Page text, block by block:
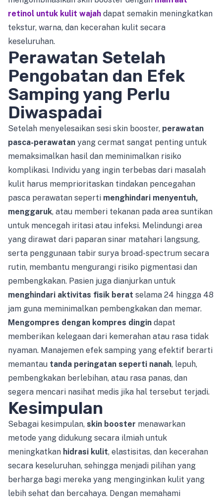
retinol untuk kulit wajah dapat semakin meningkatkan
tekstur, warna, dan kecerahan kulit secara
keseluruhan.
Perawatan Setelah
Pengobatan dan Efek
Samping yang Perlu
Diwaspadai
Setelah menyelesaikan sesi skin booster, perawatan
pasca-perawatan yang cermat sangat penting untuk
memaksimalkan hasil dan meminimalkan risiko
komplikasi. Individu yang ingin terbebas dari masalah
kulit harus memprioritaskan tindakan pencegahan
pasca perawatan seperti menghindari menyentuh,
menggaruk, atau memberi tekanan pada area suntikan
untuk mencegah iritasi atau infeksi. Melindungi area
yang dirawat dari paparan sinar matahari langsung,
serta penggunaan tabir surya broad-spectrum secara
rutin, membantu mengurangi risiko pigmentasi dan
pembengkakan. Pasien juga dianjurkan untuk
menghindari aktivitas fisik berat selama 24 hingga 48
jam guna meminimalkan pembengkakan dan memar.
Mengompres dengan kompres dingin dapat
memberikan kelegaan dari kemerahan atau rasa tidak
nyaman. Manajemen efek samping yang efektif berarti
memantau tanda peringatan seperti nanah, lepuh,
pembengkakan berlebihan, atau rasa panas, dan
segera mencari nasihat medis jika hal tersebut terjadi.
Kesimpulan
Sebagai kesimpulan, skin booster menawarkan
metode yang didukung secara ilmiah untuk
meningkatkan hidrasi kulit, elastisitas, dan kecerahan
secara keseluruhan, sehingga menjadi pilihan yang
berharga bagi mereka yang menginginkan kulit yang
lebih sehat dan bercahaya. Dengan memahami